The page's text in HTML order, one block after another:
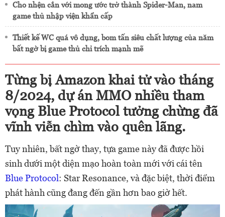
Cho nhện cắn với mong ước trở thành Spider-Man, nam
game thủ nhập viện khẩn cấp
Thiết kế WC quá vô dụng, bom tấn siêu chất lượng của năm
bất ngờ bị game thủ chỉ trích mạnh mẽ
Từng bị Amazon khai tử vào tháng
8/2024, dự án MMO nhiều tham
vọng Blue Protocol tưởng chừng đã
vĩnh viễn chìm vào quên lãng.
Tuy nhiên, bất ngờ thay, tựa game này đã được hồi
sinh dưới một diện mạo hoàn toàn mới với cái tên
Blue Protocol: Star Resonance, và đặc biệt, thời điểm
phát hành cũng đang đến gần hơn bao giờ hết.